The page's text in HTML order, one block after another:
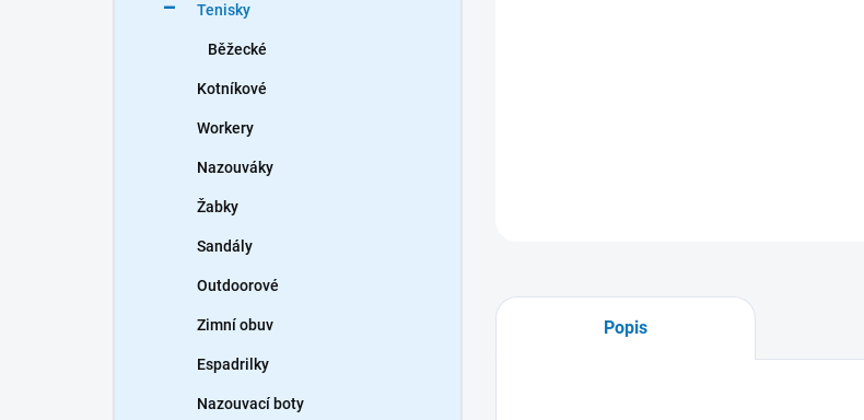
Tenisky
Běžecké
Kotníkové
Workery
Nazouváky
Žabky
Sandály
Outdoorové
Zimní obuv
Espadrilky
Nazouvací boty
Popis